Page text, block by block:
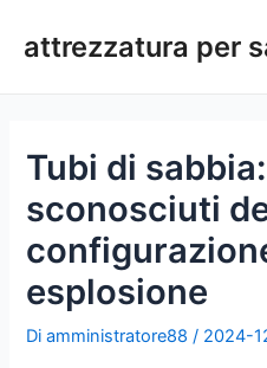
attrezzatura per
Tubi di
sconosciuti
esplosione
Diamministratore88/ 2024-